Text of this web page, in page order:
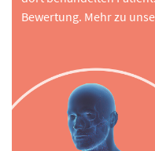
Bewertung. Mehr zu